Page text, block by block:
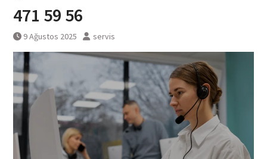
471 59 56
9 Ağustos 2025 servis